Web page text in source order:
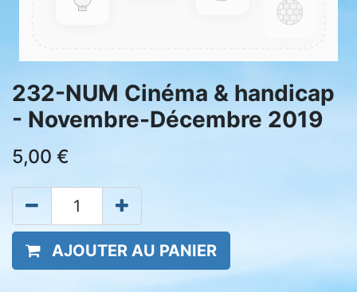
232-NUM Cinéma & handicap
- Novembre-Décembre 2019
5,00 €
AJOUTER AU PANIER